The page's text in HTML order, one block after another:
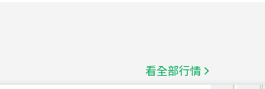
看全部行情
台北市中山區長春路